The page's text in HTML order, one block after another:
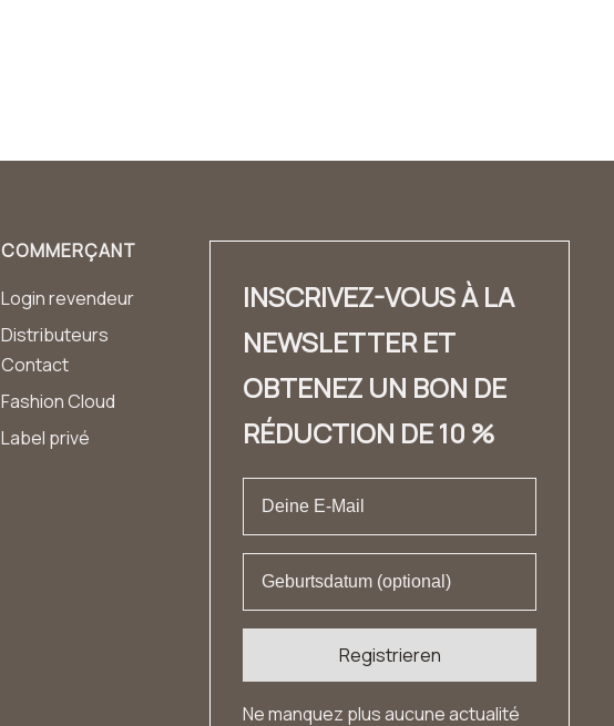
COMMERÇANT
Login revendeur
Distributeurs
Contact
Fashion Cloud
Label privé
INSCRIVEZ-VOUS À LA
NEWSLETTER ET
OBTENEZ UN BON DE
RÉDUCTION DE 10 %
Registrieren
Ne manquez plus aucune actualité